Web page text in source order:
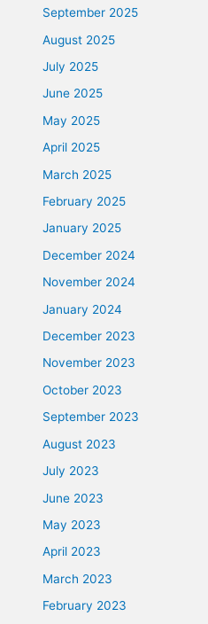
September 2025
August 2025
July 2025
June 2025
May 2025
April 2025
March 2025
February 2025
January 2025
December 2024
November 2024
January 2024
December 2023
November 2023
October 2023
September 2023
August 2023
July 2023
June 2023
May 2023
April 2023
March 2023
February 2023